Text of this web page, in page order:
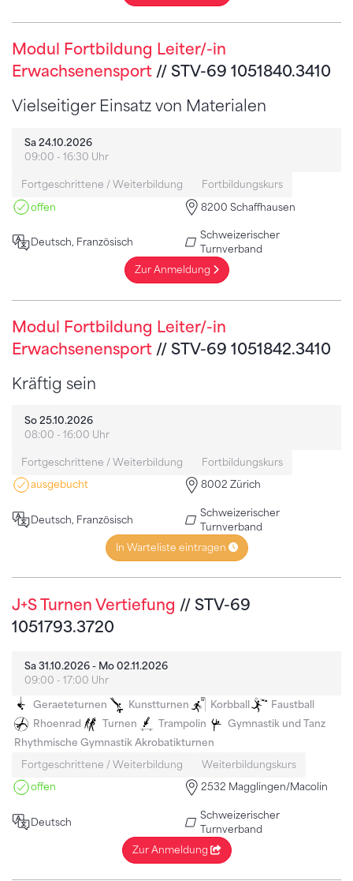
Modul Fortbildung Leiter/-in
Erwachsenensport // STV-69 1051840.3410
Vielseitiger Einsatz von Materialen
Sa 24.10.2026
09:00 - 16:30 Uhr
Fortgeschrittene / Weiterbildung
Fortbildungskurs
offen
8200 Schaffhausen
Deutsch, Französisch
Schweizerischer
Turnverband
Zur Anmeldung
Modul Fortbildung Leiter/-in
Erwachsenensport // STV-69 1051842.3410
Kräftig sein
So 25.10.2026
08:00 - 16:00 Uhr
Fortgeschrittene / Weiterbildung
Fortbildungskurs
ausgebucht
8002 Zürich
Deutsch, Französisch
Schweizerischer
Turnverband
In Warteliste eintragen
J+S Turnen Vertiefung // STV-69
1051793.3720
Sa 31.10.2026 - Mo 02.11.2026
09:00 - 17:00 Uhr
Geraeteturnen Kunstturnen Korbball
Faustball
Rhoenrad
Turnen Trampolin
Gymnastik und Tanz
Rhythmische Gymnastik Akrobatikturnen
Fortgeschrittene / Weiterbildung
Weiterbildungskurs
offen
2532 Magglingen/Macolin
Deutsch
Schweizerischer
Turnverband
Zur Anmeldung